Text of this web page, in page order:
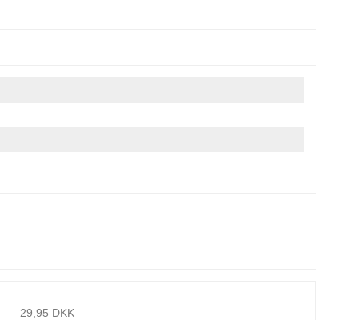
29,95 DKK